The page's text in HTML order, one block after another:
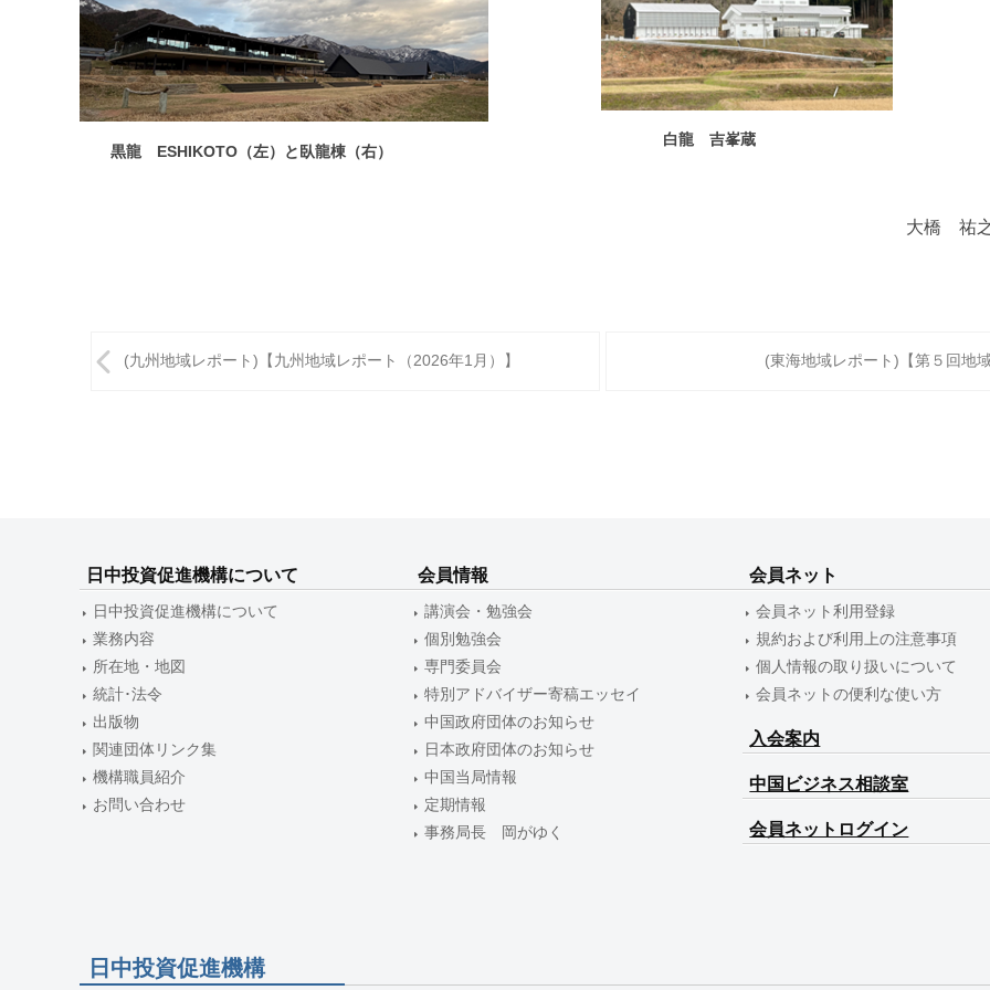
黒龍 ESHIKOTO（左）と臥龍棟（右）
白龍 吉峯蔵
大橋 祐之
投
シ
ョ
ン
(九州地域レポート)【九州地域レポート（2026年1月）】 (東海地域レポート)【第５回地域
日中投資促進機構について
日中投資促進機構について
業務内容
所在地・地図
統計･法令
出版物
関連団体リンク集
機構職員紹介
お問い合わせ
会員情報
講演会・勉強会
個別勉強会
専門委員会
特別アドバイザー寄稿エッセイ
中国政府団体のお知らせ
日本政府団体のお知らせ
中国当局情報
定期情報
事務局長 岡がゆく
会員ネット
会員ネット利用登録
規約および利用上の注意事項
個人情報の取り扱いについて
会員ネットの便利な使い方
入会案内
中国ビジネス相談室
会員ネットログイン
日中投資促進機構